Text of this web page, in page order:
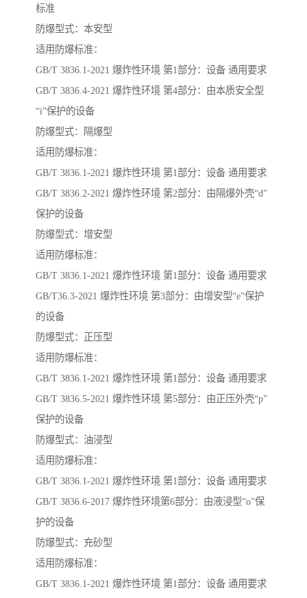
标准
防爆型式：本安型
适用防爆标准：
GB/T 3836.1-2021 爆炸性环境 第1部分：设备 通用要求
GB/T 3836.4-2021 爆炸性环境 第4部分：由本质安全型
“i”保护的设备
防爆型式：隔爆型
适用防爆标准：
GB/T 3836.1-2021 爆炸性环境 第1部分：设备 通用要求
GB/T 3836.2-2021 爆炸性环境 第2部分：由隔爆外壳“d”
保护的设备
防爆型式：增安型
适用防爆标准：
GB/T 3836.1-2021 爆炸性环境 第1部分：设备 通用要求
GB/T36.3-2021 爆炸性环境 第3部分：由增安型“e”保护
的设备
防爆型式：正压型
适用防爆标准：
GB/T 3836.1-2021 爆炸性环境 第1部分：设备 通用要求
GB/T 3836.5-2021 爆炸性环境 第5部分：由正压外壳“p”
保护的设备
防爆型式：油浸型
适用防爆标准：
GB/T 3836.1-2021 爆炸性环境 第1部分：设备 通用要求
GB/T 3836.6-2017 爆炸性环境第6部分：由液浸型“o”保
护的设备
防爆型式：充砂型
适用防爆标准：
GB/T 3836.1-2021 爆炸性环境 第1部分：设备 通用要求